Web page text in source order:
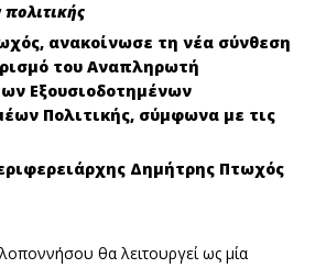
ανακοίνωσε τη νέα σύνθεση
του Αναπληρωτή
Εξουσιοδοτημένων
Πολιτικής, σύμφωνα με τις
Δημήτρης Πτωχός
θα λειτουργεί ως μία